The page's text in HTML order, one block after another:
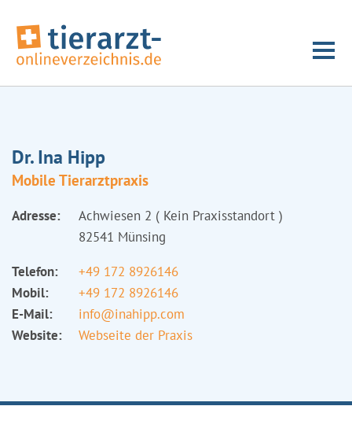
Dr. Ina Hipp
Mobile Tierarztpraxis
Adresse:
Achwiesen 2 ( Kein Praxisstandort )
82541 Münsing
Telefon:
+49 172 8926146
Mobil:
+49 172 8926146
E-Mail:
info@inahipp.com
Website:
Webseite der Praxis